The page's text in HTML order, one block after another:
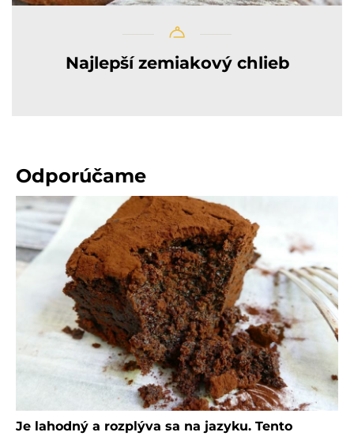
Najlepší zemiakový chlieb
Odporúčame
Je lahodný a rozplýva sa na jazyku. Tento